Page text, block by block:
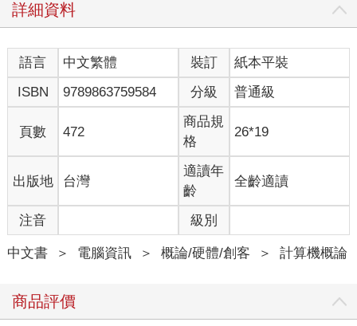
詳細資料
語言 中文繁體 裝訂
紙本平裝
ISBN
9789863759584 分級 普通級
頁數 472
商品規
格
26*19
出版地 台灣
適讀年
齡
全齡適讀
注音 級別
中文書 ＞ 電腦資訊 ＞ 概論/硬體/創客 ＞ 計算機概論
商品評價